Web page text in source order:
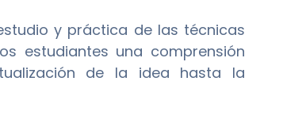
y práctica de las técnicas
estudiantes una comprensión
de la idea hasta la